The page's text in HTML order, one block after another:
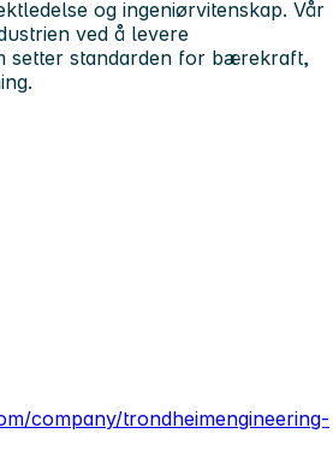
og ingeniørvitenskap. Vår
ved å levere
setter standarden for bærekraft,
company/trondheimengineering-